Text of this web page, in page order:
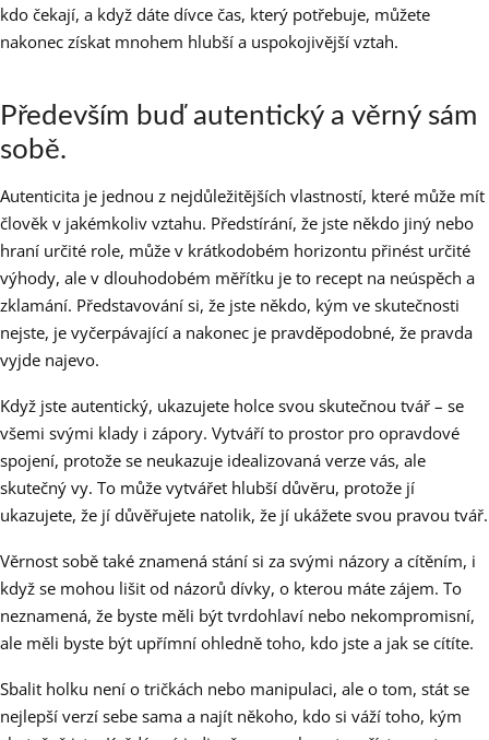
kdo čekají, a když dáte dívce čas, který potřebuje, můžete
nakonec získat mnohem hlubší a uspokojivější vztah.
Především buď autentický a věrný sám
sobě.
Autenticita je jednou z nejdůležitějších vlastností, které může mít
člověk v jakémkoliv vztahu. Předstírání, že jste někdo jiný nebo
hraní určité role, může v krátkodobém horizontu přinést určité
výhody, ale v dlouhodobém měřítku je to recept na neúspěch a
zklamání. Představování si, že jste někdo, kým ve skutečnosti
nejste, je vyčerpávající a nakonec je pravděpodobné, že pravda
vyjde najevo.
Když jste autentický, ukazujete holce svou skutečnou tvář – se
všemi svými klady i zápory. Vytváří to prostor pro opravdové
spojení, protože se neukazuje idealizovaná verze vás, ale
skutečný vy. To může vytvářet hlubší důvěru, protože jí
ukazujete, že jí důvěřujete natolik, že jí ukážete svou pravou tvář.
Věrnost sobě také znamená stání si za svými názory a cítěním, i
když se mohou lišit od názorů dívky, o kterou máte zájem. To
neznamená, že byste měli být tvrdohlaví nebo nekompromisní,
ale měli byste být upřímní ohledně toho, kdo jste a jak se cítíte.
Sbalit holku není o tričkách nebo manipulaci, ale o tom, stát se
nejlepší verzí sebe sama a najít někoho, kdo si váží toho, kým